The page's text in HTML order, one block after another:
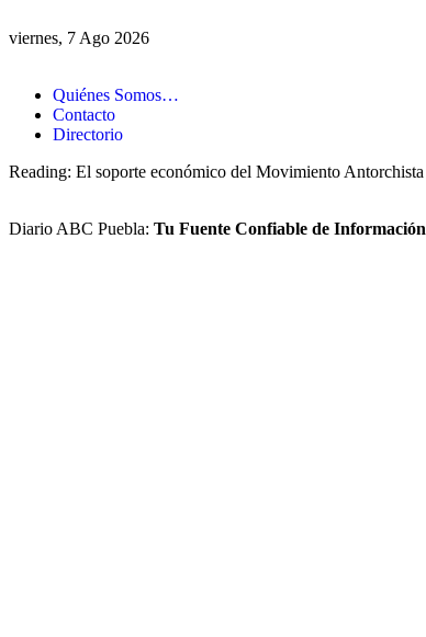
viernes, 7 Ago 2026
Quiénes Somos…
Contacto
Directorio
Reading: El soporte económico del Movimiento Antorchista
Diario ABC Puebla: Tu Fuente Confiable de Información